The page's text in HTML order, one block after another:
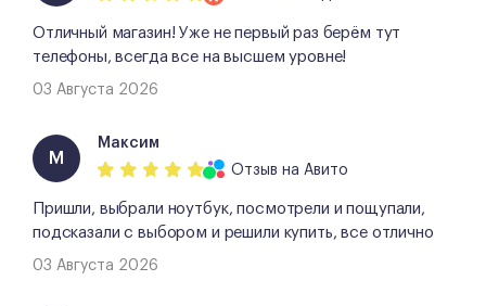
Отличный магазин! Уже не первый раз берём тут
телефоны, всегда все на высшем уровне!
03 Августа 2026
М
Максим
Отзыв на Авито
Пришли, выбрали ноутбук, посмотрели и пощупали,
подсказали с выбором и решили купить, все отлично
03 Августа 2026